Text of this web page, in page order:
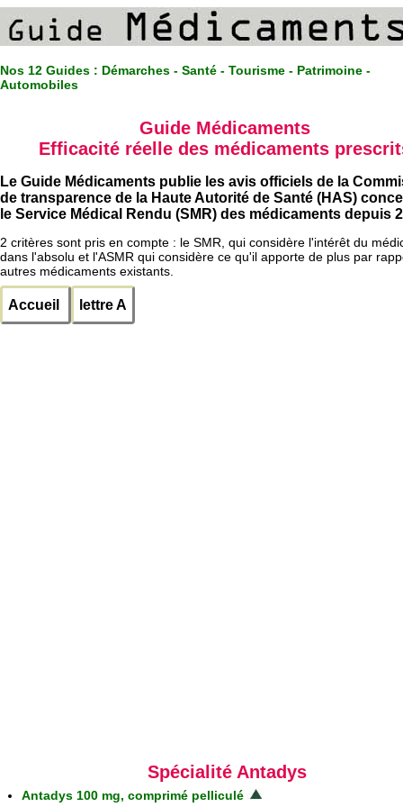
Nos 12 Guides : Démarches - Santé - Tourisme - Patrimoine -
Automobiles
Guide Médicaments
Efficacité réelle des médicaments
Le Guide Médicaments publie les avis officiels de la
de transparence de la Haute Autorité de Santé (HAS)
le Service Médical Rendu (SMR) des médicaments depuis
2 critères sont pris en compte : le SMR, qui considère l'intérêt du
dans l'absolu et l'ASMR qui considère ce qu'il apporte de plus par
autres médicaments existants.
Accueil lettre A
Spécialité Antadys
Antadys 100 mg, comprimé pelliculé